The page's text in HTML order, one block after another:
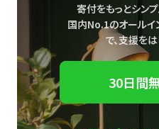
寄付をもっとシンプ
国内No.1のオールイ
で、支援をは
30日間